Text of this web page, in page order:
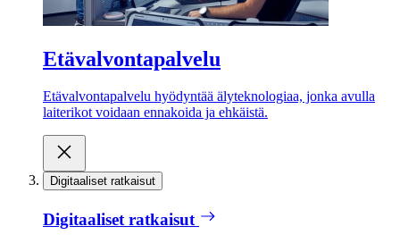
Etävalvontapalvelu
Etävalvontapalvelu hyödyntää älyteknologiaa, jonka avulla
laiterikot voidaan ennakoida ja ehkäistä.
Digitaaliset ratkaisut
Digitaaliset ratkaisut